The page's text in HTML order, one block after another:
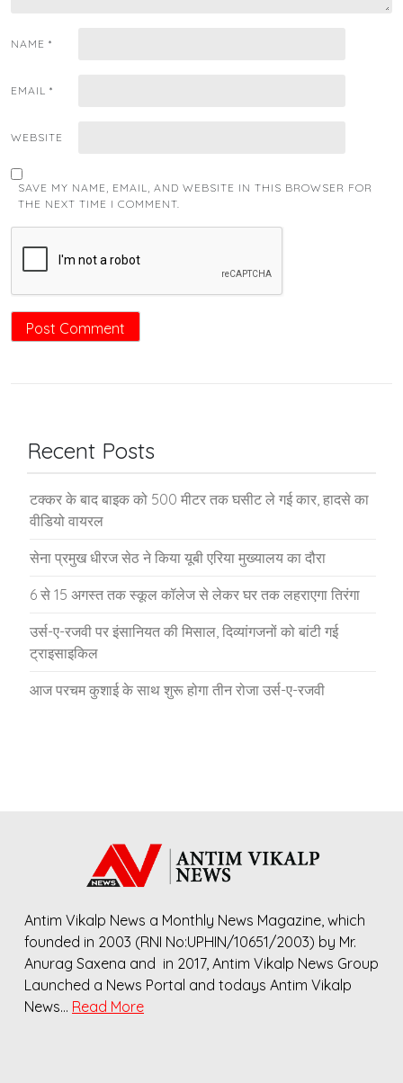
NAME *
EMAIL *
WEBSITE
SAVE MY NAME, EMAIL, AND WEBSITE IN THIS BROWSER FOR
THE NEXT TIME I COMMENT.
Recent Posts
टक्कर के बाद बाइक को 500 मीटर तक घसीट ले गई कार, हादसे का
वीडियो वायरल
सेना प्रमुख धीरज सेठ ने किया यूबी एरिया मुख्यालय का दौरा
6 से 15 अगस्त तक स्कूल कॉलेज से लेकर घर तक लहराएगा तिरंगा
उर्स-ए-रजवी पर इंसानियत की मिसाल, दिव्यांगजनों को बांटी गई
ट्राइसाइकिल
आज परचम कुशाई के साथ शुरू होगा तीन रोजा उर्स-ए-रजवी
Antim Vikalp News a Monthly News Magazine, which
founded in 2003 (RNI No:UPHIN/10651/2003) by Mr.
Anurag Saxena and in 2017, Antim Vikalp News Group
Launched a News Portal and todays Antim Vikalp
News… Read More